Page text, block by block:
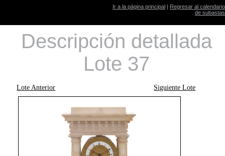
Ir a la página principal | Regresar al calendario
de subastas
Descripción detallada
Lote 37
Lote Anterior Siguiente Lote